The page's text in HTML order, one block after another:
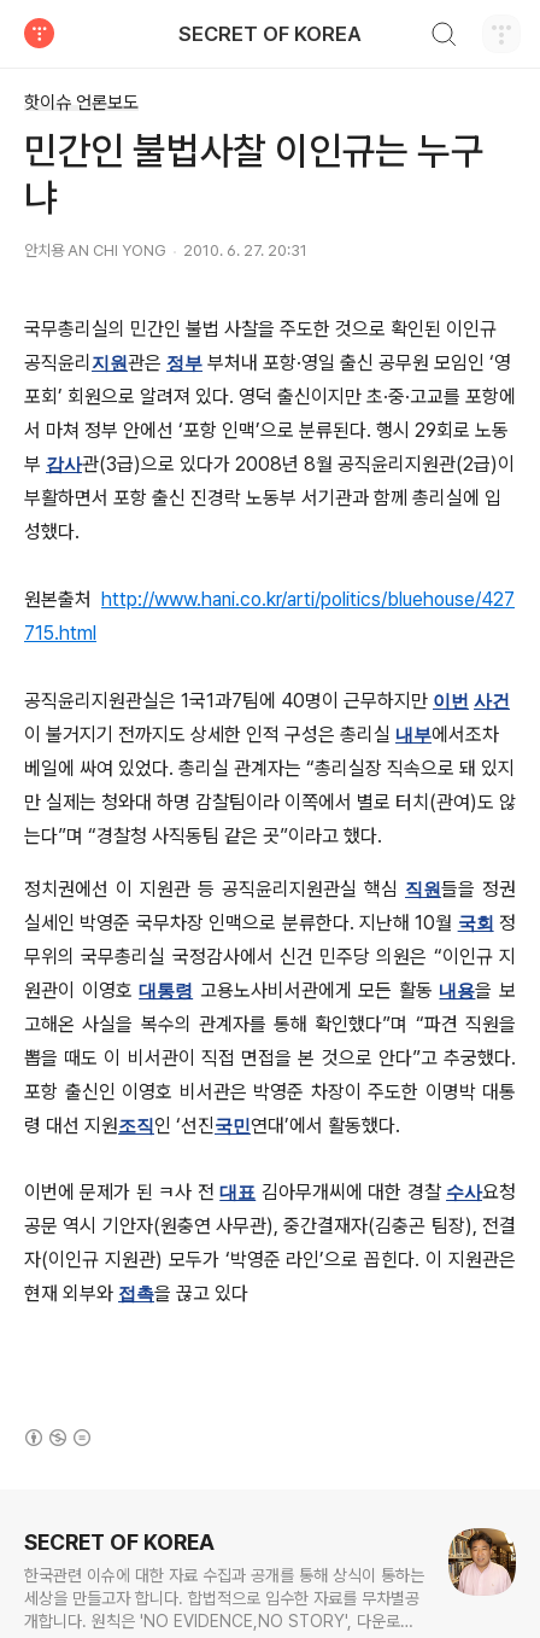
SECRET OF KOREA
핫이슈 언론보도
민간인 불법사찰 이인규는 누구
냐
안치용 AN CHI YONG 2010. 6. 27. 20:31
국무총리실의 민간인 불법 사찰을 주도한 것으로 확인된 이인규
공직윤리 지원관은 정부 부처내 포항·영일 출신 공무원 모임인 ‘영
포회’ 회원으로 알려져 있다. 영덕 출신이지만 초·중·고교를 포항에
서 마쳐 정부 안에선 ‘포항 인맥’으로 분류된다. 행시 29회로 노동
부 감사관(3급)으로 있다가 2008년 8월 공직윤리지원관(2급)이
부활하면서 포항 출신 진경락 노동부 서기관과 함께 총리실에 입
성했다.
원본출처 http://www.hani.co.kr/arti/politics/bluehouse/427
715.html
공직윤리지원관실은 1국1과7팀에 40명이 근무하지만 이번 사건
이 불거지기 전까지도 상세한 인적 구성은 총리실 내부에서조차
베일에 싸여 있었다. 총리실 관계자는 “총리실장 직속으로 돼 있지
만 실제는 청와대 하명 감찰팀이라 이쪽에서 별로 터치(관여)도 않
는다”며 “경찰청 사직동팀 같은 곳”이라고 했다.
정치권에선 이 지원관 등 공직윤리지원관실 핵심 직원들을 정권
실세인 박영준 국무차장 인맥으로 분류한다. 지난해 10월 국회 정
무위의 국무총리실 국정감사에서 신건 민주당 의원은 “이인규 지
원관이 이영호대통령 고용노사비서관에게 모든 활동 내용을 보
고해온 사실을 복수의 관계자를 통해 확인했다”며 “파견 직원을
뽑을 때도 이 비서관이 직접 면접을 본 것으로 안다”고 추궁했다.
포항 출신인 이영호 비서관은 박영준 차장이 주도한 이명박 대통
령 대선 지원조직인 ‘선진국민연대’에서 활동했다.
이번에 문제가 된 ㅋ사 전대표 김아무개씨에 대한 경찰 수사요청
공문 역시 기안자(원충연 사무관), 중간결재자(김충곤 팀장), 전결
자(이인규 지원관) 모두가 ‘박영준 라인’으로 꼽힌다. 이 지원관은
현재 외부와 접촉을 끊고 있다
SECRET OF KOREA
한국관련 이슈에 대한 자료 수집과 공개를 통해 상식이 통하는
세상을 만들고자 합니다. 합법적으로 입수한 자료를 무차별공
개합니다. 원칙은 'NO EVIDENCE,NO STORY', 다운로드